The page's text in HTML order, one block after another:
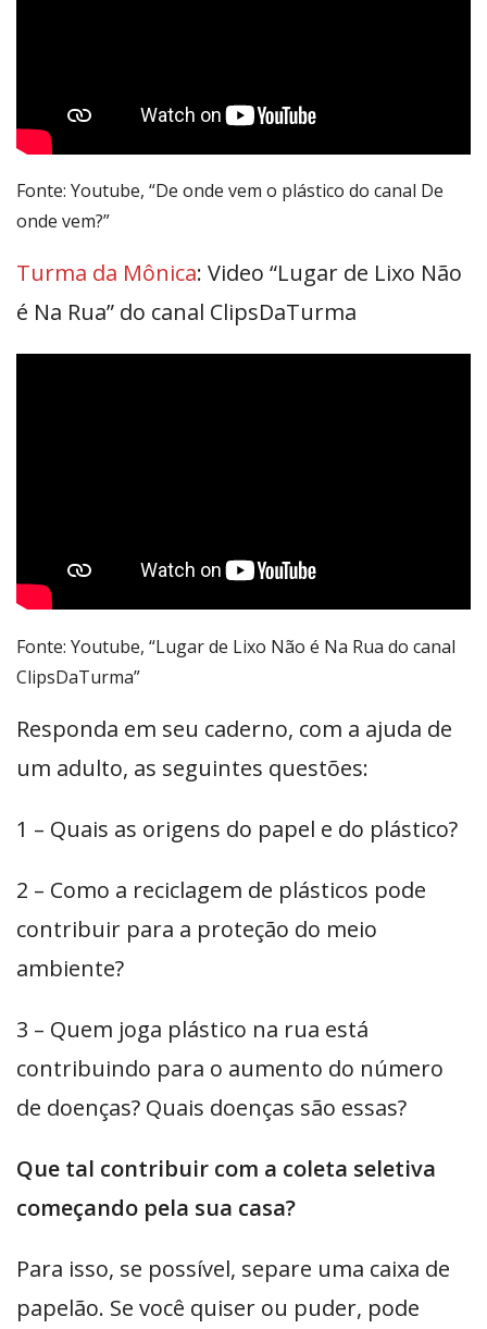
Fonte: Youtube, “De onde vem o plástico do canal De
onde vem?”
Turma da Mônica: Video “Lugar de Lixo Não
é Na Rua” do canal ClipsDaTurma
Fonte: Youtube, “Lugar de Lixo Não é Na Rua do canal
ClipsDaTurma”
Responda em seu caderno, com a ajuda de
um adulto, as seguintes questões:
1 – Quais as origens do papel e do plástico?
2 – Como a reciclagem de plásticos pode
contribuir para a proteção do meio
ambiente?
3 – Quem joga plástico na rua está
contribuindo para o aumento do número
de doenças? Quais doenças são essas?
Que tal contribuir com a coleta seletiva
começando pela sua casa?
Para isso, se possível, separe uma caixa de
papelão. Se você quiser ou puder, pode